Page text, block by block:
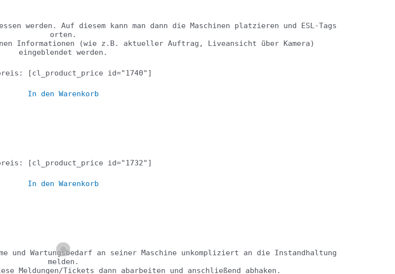
werden. Auf diesem kann man dann die Maschinen platzieren und ESL-Tags
orten.
Informationen (wie z.B. aktueller Auftrag, Liveansicht über Kamera)
eingeblendet werden.
[cl_product_price id="1740"]
In den Warenkorb
[cl_product_price id="1732"]
In den Warenkorb
Wartungsbedarf an seiner Maschine unkompliziert an die Instandhaltung
melden.
Meldungen/Tickets dann abarbeiten und anschließend abhaken.